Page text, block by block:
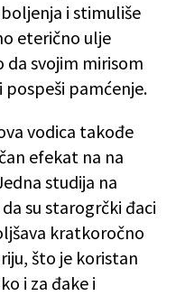
i stimuliše
eterično ulje
svojim mirisom
pamćenje.
vodica takođe
efekat na na
studija na
su starogrčki đaci
kratkoročno
što je koristan
i za đake i